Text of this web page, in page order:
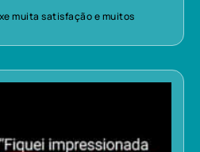
muita satisfação e muitos